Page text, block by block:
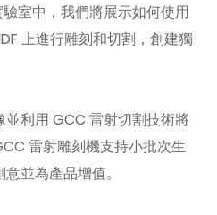
室中，我們將展示如何使用
上進行雕刻和切割，創建獨
利用 GCC 雷射切割技術將
雷射雕刻機支持小批次生
並為產品增值。